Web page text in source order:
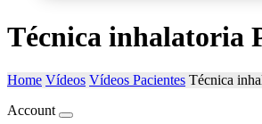
Técnica inhalatoria
Home Vídeos Vídeos Pacientes Técnica
Account